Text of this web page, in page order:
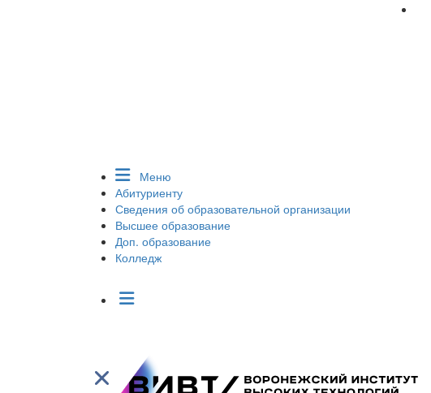
Меню
Абитуриенту
Сведения об образовательной организации
Высшее образование
Доп. образование
Колледж